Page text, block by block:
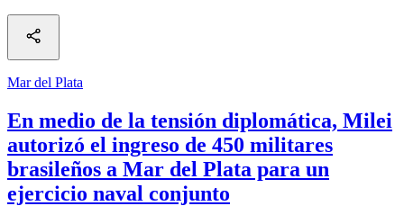
Mar del Plata
En medio de la tensión diplomática, Milei
autorizó el ingreso de 450 militares
brasileños a Mar del Plata para un
ejercicio naval conjunto